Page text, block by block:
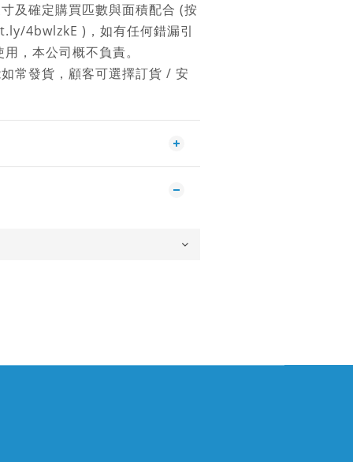
及確定購買匹數與面積配合 (按
4bwlzkE )，如有任何錯漏引
，本公司概不負責。
常發貨，顧客可選擇訂貨 / 安